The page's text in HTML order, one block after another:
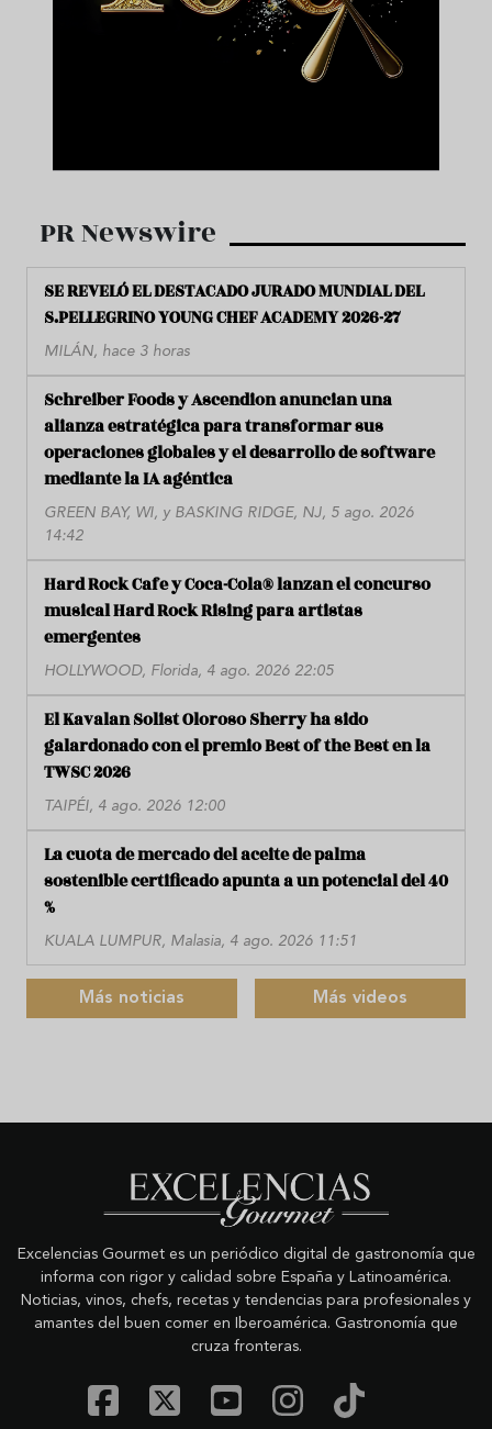
PR Newswire
SE REVELÓ EL DESTACADO JURADO MUNDIAL DEL
S.PELLEGRINO YOUNG CHEF ACADEMY 2026-27
MILÁN, hace 3 horas
Schreiber Foods y Ascendion anuncian una
alianza estratégica para transformar sus
operaciones globales y el desarrollo de software
mediante la IA agéntica
GREEN BAY, WI, y BASKING RIDGE, NJ, 5 ago. 2026
14:42
Hard Rock Cafe y Coca-Cola® lanzan el concurso
musical Hard Rock Rising para artistas
emergentes
HOLLYWOOD, Florida, 4 ago. 2026 22:05
El Kavalan Solist Oloroso Sherry ha sido
galardonado con el premio Best of the Best en la
TWSC 2026
TAIPÉI, 4 ago. 2026 12:00
La cuota de mercado del aceite de palma
sostenible certificado apunta a un potencial del 40
%
KUALA LUMPUR, Malasia, 4 ago. 2026 11:51
Más noticias Más videos
Excelencias Gourmet es un periódico digital de gastronomía que
informa con rigor y calidad sobre España y Latinoamérica.
Noticias, vinos, chefs, recetas y tendencias para profesionales y
amantes del buen comer en Iberoamérica. Gastronomía que
cruza fronteras.